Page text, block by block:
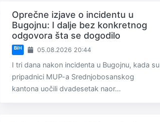
Oprečne izjave o incidentu u
Bugojnu: I dalje bez konkretnog
odgovora šta se dogodilo
BiH 05.08.2026 20:44
I tri dana nakon incidenta u Bugojnu, kada su
pripadnici MUP-a Srednjobosanskog
kantona uočili dvadesetak naor...